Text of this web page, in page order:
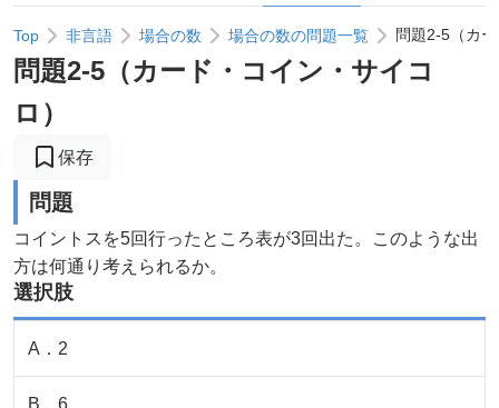
Top 非言語 場合の数 場合の数の問題一覧 問題2-5（カ
問題2-5 （カード・コイン・サイコ
ロ ）
保存
問題
コイントスを5回行ったところ表が3回出た。このような出
方は何通り考えられるか。
選択肢
A ． 2
B ． 6